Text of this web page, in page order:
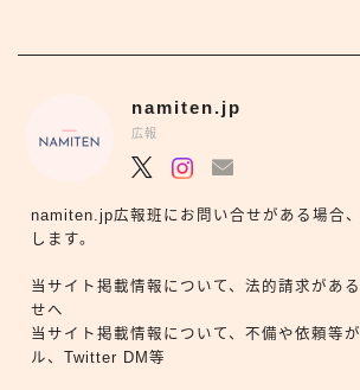
namiten.jp
広報
namiten.jp広報班にお問い合せがある場合
します。
当サイト掲載情報について、法的請求があ
せへ
当サイト掲載情報について、不備や依頼等
ル、Twitter DM等